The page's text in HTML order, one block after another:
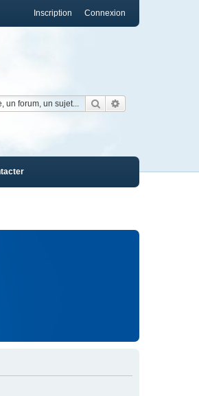
Connexion
Inscription
Rechercher